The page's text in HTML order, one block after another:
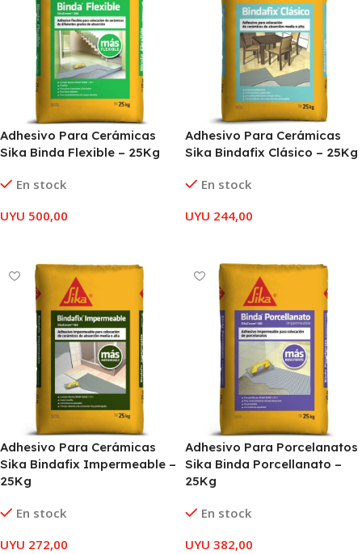
Adhesivo Para Cerámicas
Sika Binda Flexible – 25Kg
En stock
UYU 500,00
Adhesivo Para Cerámicas
Sika Bindafix Clásico – 25Kg
En stock
UYU 244,00
Adhesivo Para Cerámicas
Sika Bindafix Impermeable –
25Kg
En stock
UYU 272,00
Adhesivo Para Porcelanatos
Sika Binda Porcellanato –
25Kg
En stock
UYU 382,00